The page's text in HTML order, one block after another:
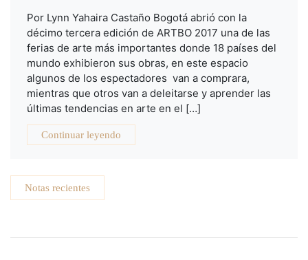
Por Lynn Yahaira Castaño Bogotá abrió con la
décimo tercera edición de ARTBO 2017 una de las
ferias de arte más importantes donde 18 países del
mundo exhibieron sus obras, en este espacio
algunos de los espectadores van a comprara,
mientras que otros van a deleitarse y aprender las
últimas tendencias en arte en el […]
Continuar leyendo
Notas recientes